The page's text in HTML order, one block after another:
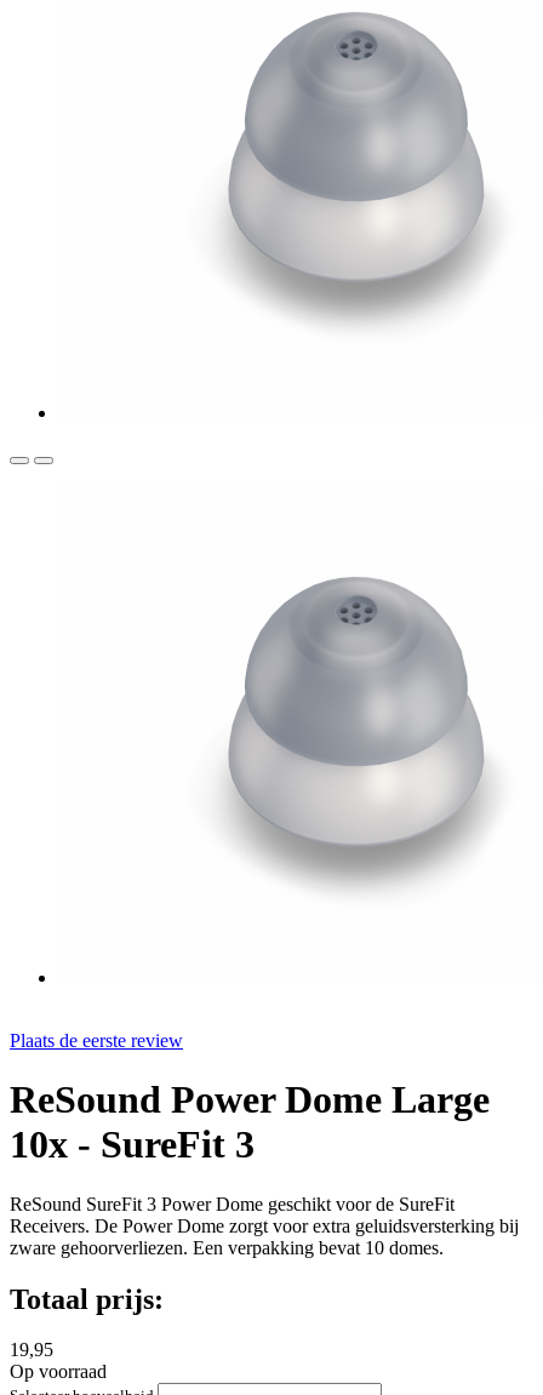
Plaats de eerste review
ReSound Power Dome Large
10x - SureFit 3
ReSound SureFit 3 Power Dome geschikt voor de SureFit
Receivers. De Power Dome zorgt voor extra geluidsversterking bij
zware gehoorverliezen. Een verpakking bevat 10 domes.
Totaal prijs:
19,95
Op voorraad